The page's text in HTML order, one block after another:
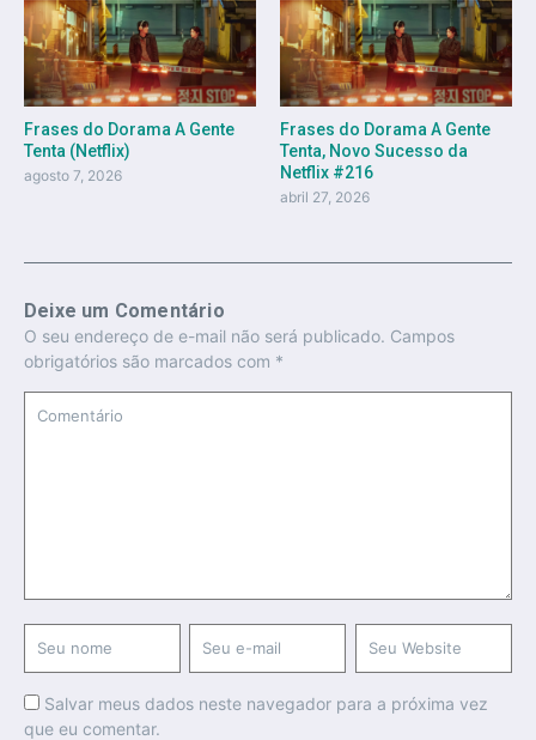
Frases do Dorama A Gente
Tenta (Netflix)
agosto 7, 2026
Frases do Dorama A Gente
Tenta, Novo Sucesso da
Netflix #216
abril 27, 2026
Deixe um Comentário
O seu endereço de e-mail não será publicado. Campos
obrigatórios são marcados com *
Salvar meus dados neste navegador para a próxima vez
que eu comentar.